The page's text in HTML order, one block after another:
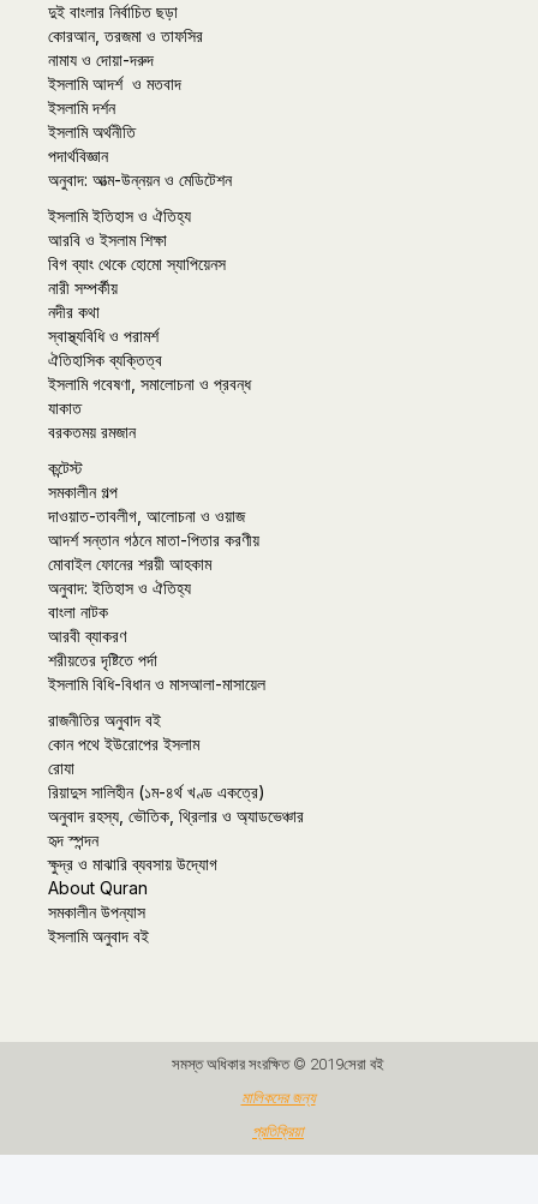
দুই বাংলার নির্বাচিত ছড়া
কোরআন, তরজমা ও তাফসির
নামায ও দোয়া-দরুদ
ইসলামি আদর্শ ও মতবাদ
ইসলামি দর্শন
ইসলামি অর্থনীতি
পদার্থবিজ্ঞান
অনুবাদ: আত্ম-উন্নয়ন ও মেডিটেশন
ইসলামি ইতিহাস ও ঐতিহ্য
আরবি ও ইসলাম শিক্ষা
বিগ ব্যাং থেকে হোমো স্যাপিয়েনস
নারী সম্পর্কীয়
নদীর কথা
স্বাস্থ্যবিধি ও পরামর্শ
ঐতিহাসিক ব্যক্তিত্ব
ইসলামি গবেষণা, সমালোচনা ও প্রবন্ধ
যাকাত
বরকতময় রমজান
কন্টেস্ট
সমকালীন গল্প
দাওয়াত-তাবলীগ, আলোচনা ও ওয়াজ
আদর্শ সন্তান গঠনে মাতা-পিতার করণীয়
মোবাইল ফোনের শরয়ী আহকাম
অনুবাদ: ইতিহাস ও ঐতিহ্য
বাংলা নাটক
আরবী ব্যাকরণ
শরীয়তের দৃষ্টিতে পর্দা
ইসলামি বিধি-বিধান ও মাসআলা-মাসায়েল
রাজনীতির অনুবাদ বই
কোন পথে ইউরোপের ইসলাম
রোযা
রিয়াদুস সালিহীন (১ম-৪র্থ খণ্ড একত্রে)
অনুবাদ রহস্য, ভৌতিক, থ্রিলার ও অ্যাডভেঞ্চার
হৃদ স্পন্দন
ক্ষুদ্র ও মাঝারি ব্যবসায় উদ্যোগ
About Quran
সমকালীন উপন্যাস
ইসলামি অনুবাদ বই
সমস্ত অধিকার সংরক্ষিত © 2019সেরা বই
মালিকদের জন্য
প্রতিক্রিয়া